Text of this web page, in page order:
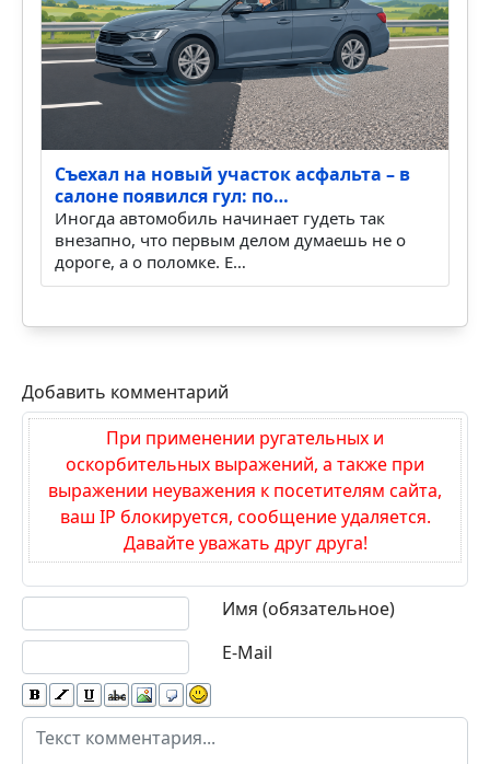
Съехал на новый участок асфальта – в
салоне появился гул: по…
Иногда автомобиль начинает гудеть так
внезапно, что первым делом думаешь не о
дороге, а о поломке. Е…
Добавить комментарий
При применении ругательных и
оскорбительных выражений, а также при
выражении неуважения к посетителям сайта,
ваш IP блокируется, сообщение удаляется.
Давайте уважать друг друга!
Имя (обязательное)
E-Mail
Текст комментария